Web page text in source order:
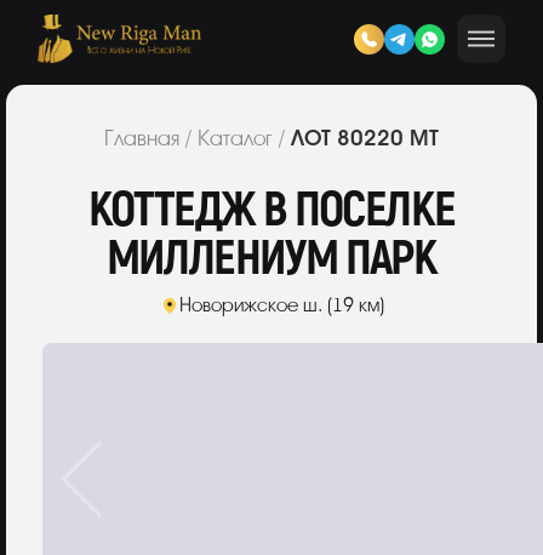
Главная / Каталог / ЛОТ 80220 МТ
КОТТЕДЖ В ПОСЕЛКЕ
МИЛЛЕНИУМ ПАРК
Новорижское ш. (19 км)